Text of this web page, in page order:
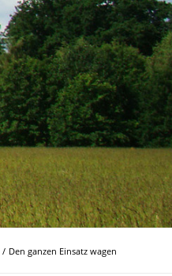
/ Den ganzen Einsatz wagen